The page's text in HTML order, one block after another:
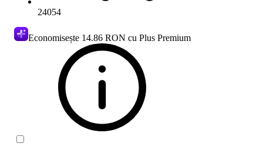
24054
Economisește 14.86 RON cu Plus Premium